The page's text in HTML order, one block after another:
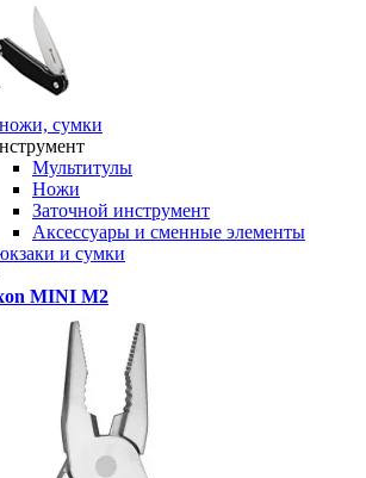
сумки
Мультитулы
Ножи
Заточной инструмент
Аксессуары и сменные элементы
и сумки
MINI M2